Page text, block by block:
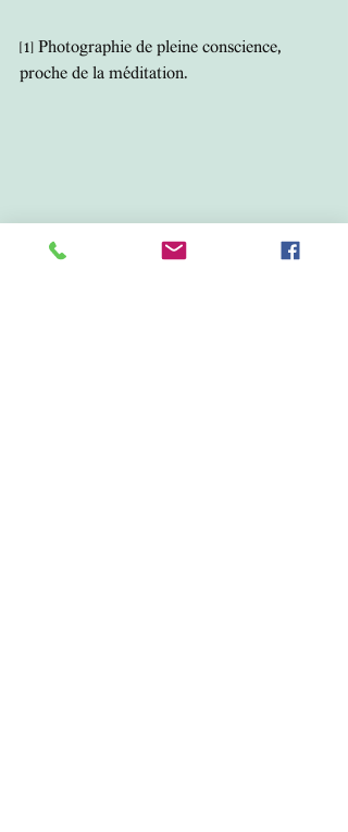
[1] Photographie de pleine conscience,
proche de la méditation.